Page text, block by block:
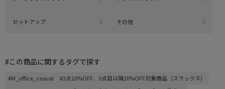
セットアップ その他
#この商品に関するタグで探す
#M_office_casual
#2点10%OFF、3点目以降20%OFF対象商品（スラックス）